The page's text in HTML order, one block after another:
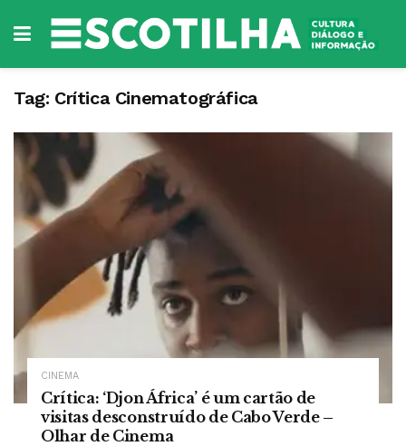
Tag: Crítica Cinematográfica
CINEMA
Crítica: ‘Djon África’ é um cartão de
visitas desconstruído de Cabo Verde –
Olhar de Cinema